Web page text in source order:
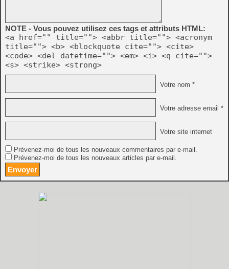
NOTE - Vous pouvez utilisez ces tags et attributs HTML:
<a href="" title=""> <abbr title=""> <acronym
title=""> <b> <blockquote cite=""> <cite>
<code> <del datetime=""> <em> <i> <q cite="">
<s> <strike> <strong>
Votre nom *
Votre adresse email *
Votre site internet
Prévenez-moi de tous les nouveaux commentaires par e-mail.
Prévenez-moi de tous les nouveaux articles par e-mail.